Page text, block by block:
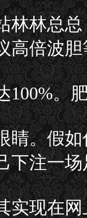
林林总
高倍波
100%。
睛。假
下注一
实现在